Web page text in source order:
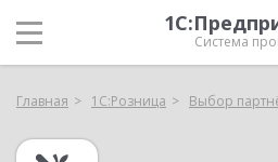
Система
Главная 1С:Розница Выбор